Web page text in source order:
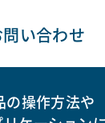
問い合わせ
の操作方法や